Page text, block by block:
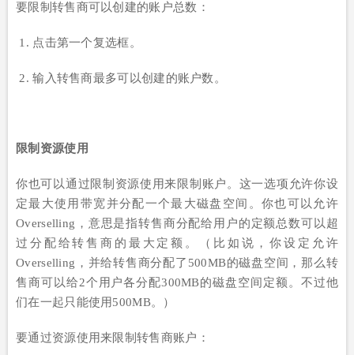
要限制转售商可以创建的账户总数：
1. 点击第一个复选框。
2. 输入转售商最多可以创建的账户数。
限制资源使用
你也可以通过限制资源使用来限制账户。这一选项允许你设
定最大使用带宽并分配一个最大磁盘空间。你也可以允许
Overselling，意思是指转售商分配给用户的定额总数可以超
过分配给转售商的最大定额。（比如说，你设定允许
Overselling，并给转售商分配了500MB的磁盘空间，那么转
售商可以给2个用户各分配300MB的磁盘空间定额。不过他
们在一起只能使用500MB。）
要通过资源使用来限制转售商账户：